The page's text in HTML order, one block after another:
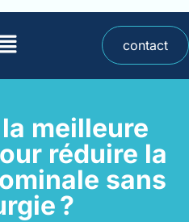
contact
meilleure
réduire la
sans
?